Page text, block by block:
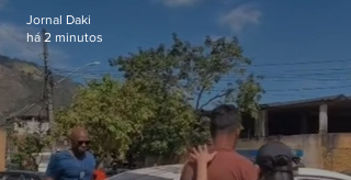
Jornal Daki
há 2 minutos